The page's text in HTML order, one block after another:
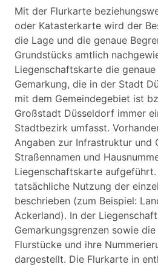
Mit der Flurkarte
oder Katasterkarte wird der
die Lage und die genaue
Grundstücks amtlich
Liegenschaftskarte die
Gemarkung, die in der Stadt
mit dem Gemeindegebiet ist
Großstadt Düsseldorf immer
Stadtbezirk umfasst.
Angaben zur Infrastruktur und
Straßennamen und
Liegenschaftskarte
tatsächliche Nutzung der
beschrieben (zum Beispiel:
Ackerland). In der
Gemarkungsgrenzen sowie
Flurstücke und ihre
dargestellt. Die Flurkarte in